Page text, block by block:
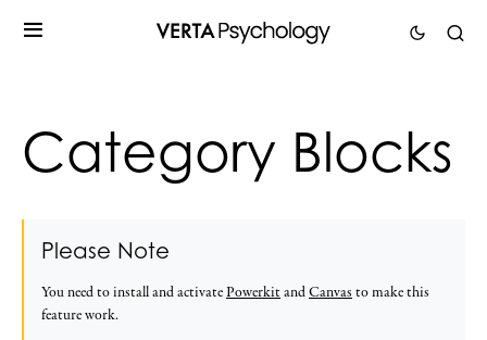
Category Blocks
Please Note
You need to install and activatePowerkitandCanvasto make this
feature work.